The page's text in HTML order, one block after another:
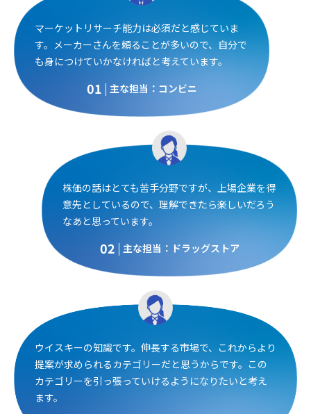
マーケットリサーチ能力は必須だと感じていま
す。メーカーさんを頼ることが多いので、自分で
も身につけていかなければと考えています。
01 主な担当：コンビニ
株価の話はとても苦手分野ですが、上場企業を得
意先としているので、理解できたら楽しいだろう
なあと思っています。
02 主な担当：ドラッグストア
ウイスキーの知識です。伸長する市場で、これからより
提案が求められるカテゴリーだと思うからです。この
カテゴリーを引っ張っていけるようになりたいと考え
ます。